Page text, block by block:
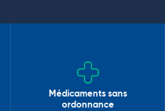
Médicaments sans
ordonnance